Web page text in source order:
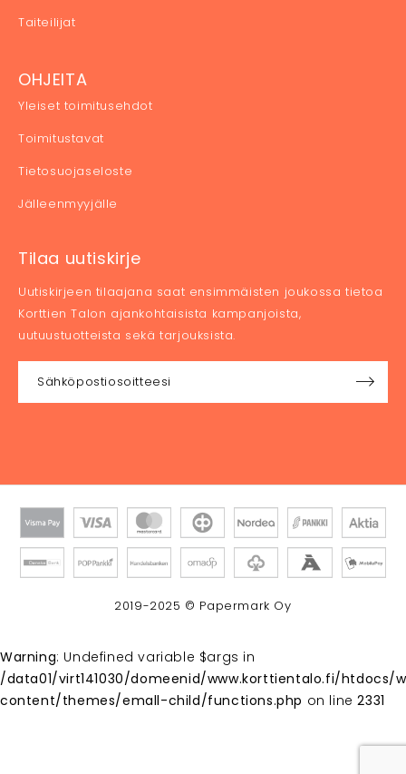
Taiteilijat
OHJEITA
Yleiset toimitusehdot
Toimitustavat
Tietosuojaseloste
Jälleenmyyjälle
Tilaa uutiskirje
Uutiskirjeen tilaajana saat ensimmäisten joukossa tietoa
Korttien Talon ajankohtaisista kampanjoista,
uutuustuotteista sekä tarjouksista.
2019-2025 © Papermark Oy
Warning: Undefined variable $args in
/data01/virt141030/domeenid/www.korttientalo.fi/htdocs/
content/themes/emall-child/functions.php on line2331